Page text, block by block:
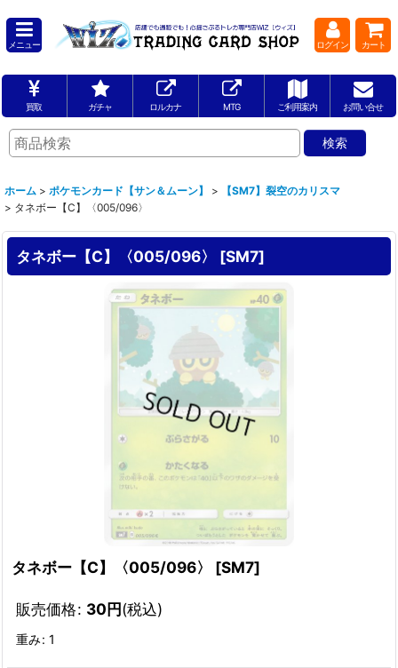
メニュー ログイン カート
買取 ガチャ ロルカナ MTG ご利用案内 お問い合せ
ホーム > ポケモンカード【サン＆ムーン】 >
【SM7】裂空のカリスマ
> タネボー【C】〈005/096〉
タネボー【C】〈005/096〉 [SM7]
タネボー【C】〈005/096〉 [SM7]
販売価格: 30円(税込)
重み: 1